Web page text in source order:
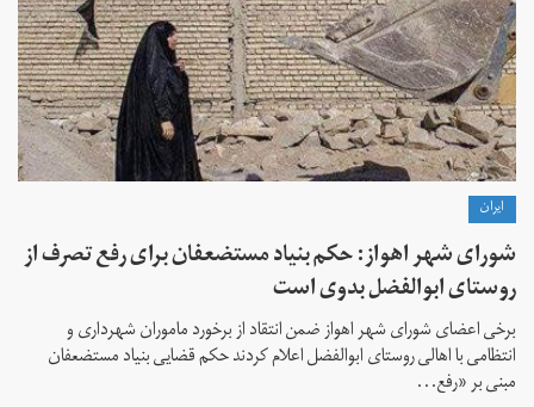
ايران
شورای شهر اهواز: حکم بنیاد مستضعفان برای رفع تصرف از
روستای ابوالفضل بدوی است
برخی اعضای شورای شهر اهواز ضمن انتقاد از برخورد ماموران شهرداری و
انتظامی با اهالی روستای ابوالفضل اعلام کردند حکم قضایی بنیاد مستضعفان
مبنی بر «رفع...